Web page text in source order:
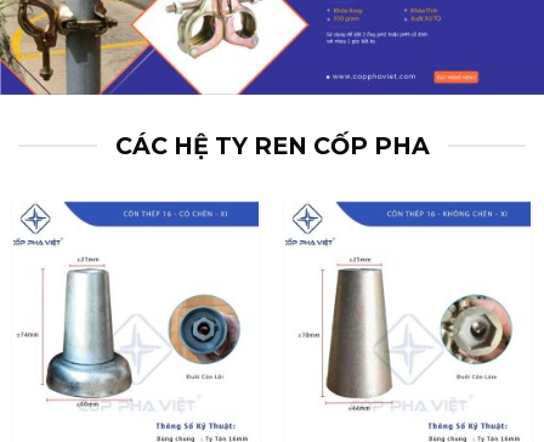
CÁC HỆ TY REN CỐP PHA